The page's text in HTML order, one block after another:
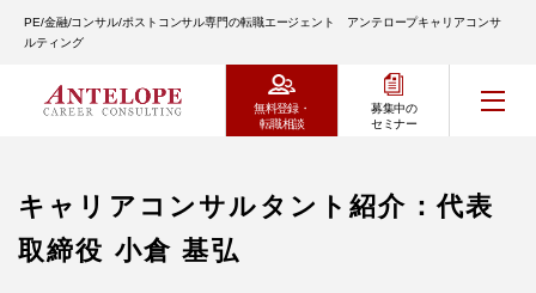
PE/金融/コンサル/ポストコンサル専門の転職エージェント アンテロープキャリアコンサ
ルティング
無料登録・
転職相談
募集中の
セミナー
キャリアコンサルタント紹介：代表
取締役 小倉 基弘